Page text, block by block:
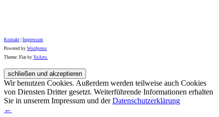
Kontakt Impressum
Powered by Wordpress
Theme: Flat by YoArts.
Wir benutzen Cookies. Außerdem werden teilweise auch Cookies
von Diensten Dritter gesetzt. Weiterführende Informationen erhalten
Sie in unserem Impressum und derDatenschutzerklärung
←